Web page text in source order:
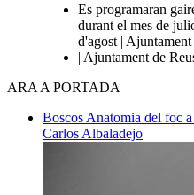
Es programaran
durant el mes de
d'agost |
| Ajuntament de
ARA A PORTADA
Boscos Anatomia del foc
Carlos Albaladejo